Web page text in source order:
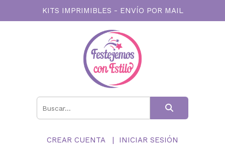
KITS IMPRIMIBLES - ENVÍO POR MAIL
CREAR CUENTA INICIAR SESIÓN